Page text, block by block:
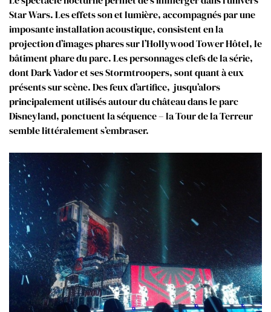
Star Wars. Les effets son et lumière, accompagnés par une
imposante installation acoustique, consistent en la
projection d’images phares sur l’Hollywood Tower Hôtel, le
bâtiment phare du parc. Les personnages clefs de la série,
dont Dark Vador et ses Stormtroopers, sont quant à eux
présents sur scène. Des feux d’artifice, jusqu’alors
principalement utilisés autour du château dans le parc
Disneyland, ponctuent la séquence – la Tour de la Terreur
semble littéralement s’embraser.